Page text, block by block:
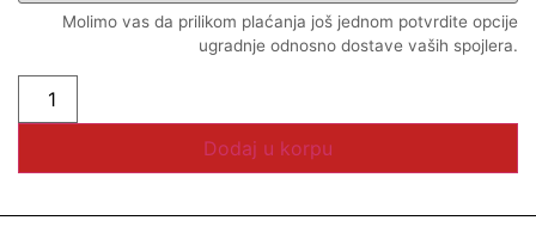
Molimo vas da prilikom plaćanja još jednom potvrdite opcije
ugradnje odnosno dostave vaših spojlera.
Dodaj u korpu